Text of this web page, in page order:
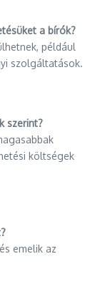
a bírók?
például
szolgáltatások.
szerint?
költségek
emelik az